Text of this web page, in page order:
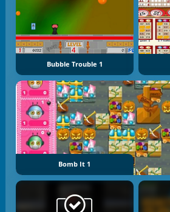
Bubble Trouble 1
Bomb It 1